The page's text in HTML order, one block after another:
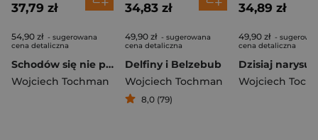
37,79 zł
54,90 zł - sugerowana
cena detaliczna
Schodów się nie pali wyd. 2026
Wojciech Tochman
34,83 zł
49,90 zł - sugerowana
cena detaliczna
Delfiny i Belzebub
Wojciech Tochman
8,0 (79)
34,89 zł
49,90 zł -
cena detaliczna
Wojciech